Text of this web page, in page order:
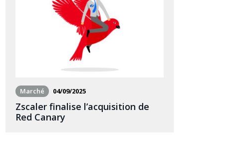
Marché 04/09/2025
Zscaler finalise l’acquisition de
Red Canary